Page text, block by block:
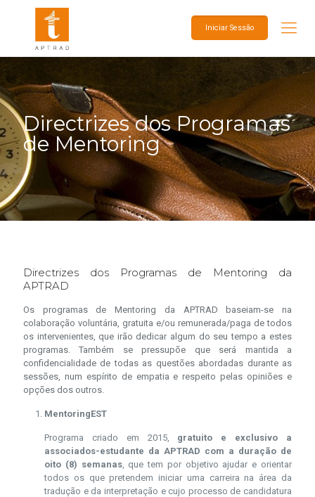
Iniciar Sessão
Directrizes dos Programas
de Mentoring
Directrizes dos Programas de Mentoring da
APTRAD
Os programas de Mentoring da APTRAD baseiam-se na
colaboração voluntária, gratuita e/ou remunerada/paga de todos
os intervenientes, que irão dedicar algum do seu tempo a estes
programas. Também se pressupõe que será mantida a
confidencialidade de todas as questões abordadas durante as
sessões, num espírito de empatia e respeito pelas opiniões e
opções dos outros.
MentoringEST
Programa criado em 2015, gratuito e exclusivo a
associados-estudante da APTRAD com a duração de
oito (8) semanas, que tem por objetivo ajudar e orientar
todos os que pretendem iniciar uma carreira na área da
tradução e da interpretação e cujo processo de candidatura